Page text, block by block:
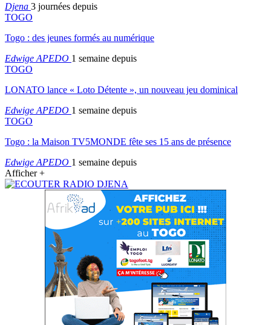
Djena 3 journées depuis
TOGO
Togo : des jeunes formés au numérique
Edwige APEDO 1 semaine depuis
TOGO
LONATO lance « Loto Détente », un nouveau jeu dominical
Edwige APEDO 1 semaine depuis
TOGO
Togo : la Maison TV5MONDE fête ses 15 ans de présence
Edwige APEDO 1 semaine depuis
Afficher +